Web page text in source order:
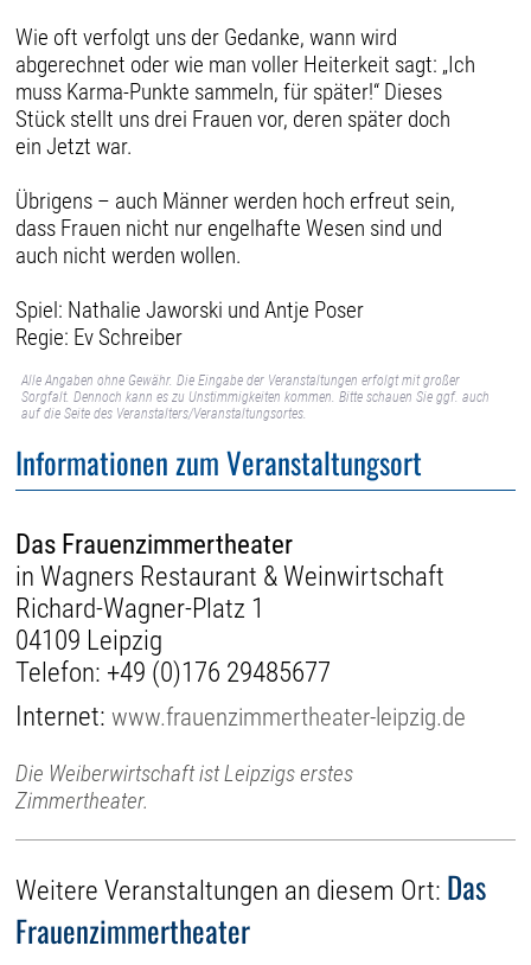
Wie oft verfolgt uns der Gedanke, wann wird
abgerechnet oder wie man voller Heiterkeit sagt: „Ich
muss Karma-Punkte sammeln, für später!“ Dieses
Stück stellt uns drei Frauen vor, deren später doch
ein Jetzt war.
Übrigens – auch Männer werden hoch erfreut sein,
dass Frauen nicht nur engelhafte Wesen sind und
auch nicht werden wollen.
Spiel: Nathalie Jaworski und Antje Poser
Regie: Ev Schreiber
Alle Angaben ohne Gewähr. Die Eingabe der Veranstaltungen erfolgt mit großer
Sorgfalt. Dennoch kann es zu Unstimmigkeiten kommen. Bitte schauen Sie ggf. auch
auf die Seite des Veranstalters/Veranstaltungsortes.
Informationen zum Veranstaltungsort
Das Frauenzimmertheater
in Wagners Restaurant & Weinwirtschaft
Richard-Wagner-Platz 1
04109 Leipzig
Telefon: +49 (0)176 29485677
Internet:www.frauenzimmertheater-leipzig.de
Die Weiberwirtschaft ist Leipzigs erstes
Zimmertheater.
Weitere Veranstaltungen an diesem Ort: Das
Frauenzimmertheater